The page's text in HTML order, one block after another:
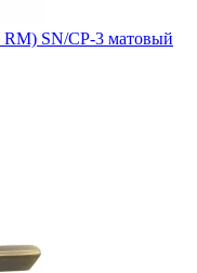
SN/CP-3 матовый